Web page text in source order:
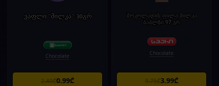
ვაფლი "მილკა" 30გრ
Chocolate
2.40₾0.99₾
შოკოლადის ფილა მილკა
ბაბლზი 97 გრ
Chocolate
9.75₾3.99₾